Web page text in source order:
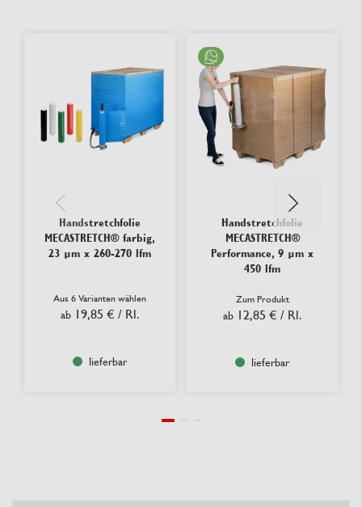
Handstretchfolie
MECASTRETCH® farbig,
23 µm x 260-270 lfm
Aus 6 Varianten wählen
ab 19,85 € / Rl.
lieferbar
Handstretchfolie
MECASTRETCH®
Performance, 9 µm x
450 lfm
Zum Produkt
ab 12,85 € / Rl.
lieferbar